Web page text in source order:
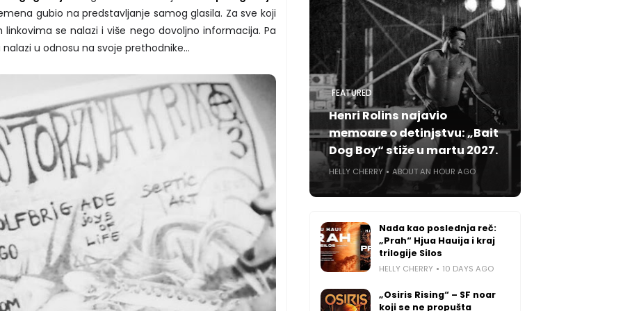
gubio na predstavljanje samog glasila. Za sve koji
linkovima se nalazi i više nego dovoljno informacija. Pa
u odnosu na svoje prethodnike...
FEATURED
Henri Rolins najavio
memoare o detinjstvu: „Bait
Dog Boy“ stiže u martu 2027.
HELLY CHERRY ABOUT AN HOUR AGO
Nada kao poslednja reč:
„Prah“ Hjua Hauija i kraj
trilogije Silos
HELLY CHERRY 10 DAYS AGO
„Osiris Rising“ – SF noar
koji se ne propušta